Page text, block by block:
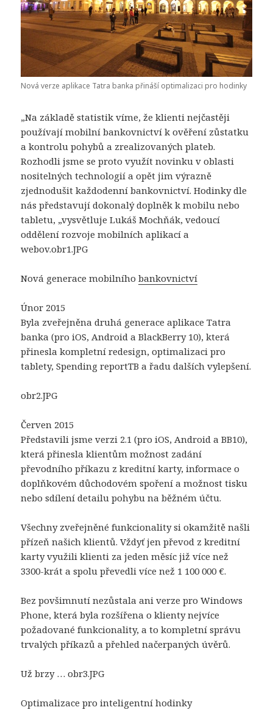
Nová verze aplikace Tatra banka přináší optimalizaci pro hodinky
„Na základě statistik víme, že klienti nejčastěji
používají mobilní bankovnictví k ověření zůstatku
a kontrolu pohybů a zrealizovaných plateb.
Rozhodli jsme se proto využít novinku v oblasti
nositelných technologií a opět jim výrazně
zjednodušit každodenní bankovnictví. Hodinky dle
nás představují dokonalý doplněk k mobilu nebo
tabletu, „vysvětluje Lukáš Mochňák, vedoucí
oddělení rozvoje mobilních aplikací a
webov.obr1.JPG
Nová generace mobilníhobankovnictví
Únor 2015
Byla zveřejněna druhá generace aplikace Tatra
banka (pro iOS, Android a BlackBerry 10), která
přinesla kompletní redesign, optimalizaci pro
tablety, Spending reportTB a řadu dalších vylepšení.
obr2.JPG
Červen 2015
Představili jsme verzi 2.1 (pro iOS, Android a BB10),
která přinesla klientům možnost zadání
převodního příkazu z kreditní karty, informace o
doplňkovém důchodovém spoření a možnost tisku
nebo sdílení detailu pohybu na běžném účtu.
Všechny zveřejněné funkcionality si okamžitě našli
přízeň našich klientů. Vždyť jen převod z kreditní
karty využili klienti za jeden měsíc již více než
3300-krát a spolu převedli více než 1 100 000 €.
Bez povšimnutí nezůstala ani verze pro Windows
Phone, která byla rozšířena o klienty nejvíce
požadované funkcionality, a to kompletní správu
trvalých příkazů a přehled načerpaných úvěrů.
Už brzy … obr3.JPG
Optimalizace pro inteligentní hodinky